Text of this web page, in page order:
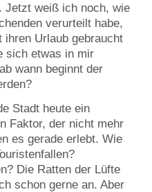
Jetzt weiß ich noch, wie
verurteilt habe,
ihren Urlaub gebraucht
sich etwas in mir
wann beginnt der
Stadt heute ein
Faktor, der nicht mehr
es gerade erlebt. Wie
Die Ratten der Lüfte
schon gerne an. Aber